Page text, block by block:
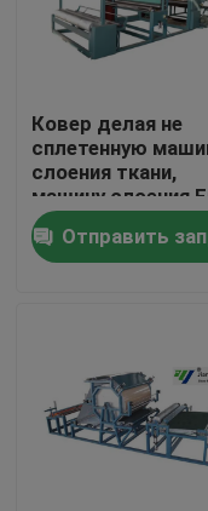
Путешествие
Проверка
Свяжитесь мы
Спросите цитату
Гидравлическая
Ковер делая не
сплетенную
слоения ткани,
машину слоения
Отправить